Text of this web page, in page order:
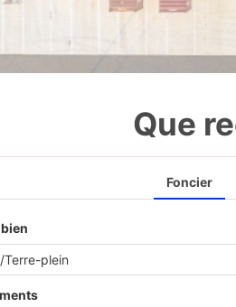
Que
Foncier